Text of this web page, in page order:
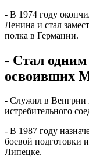
- В 1974 году
Ленина и стал
полка в Германии.
- Стал
освоивших
- Служил в Венгрии
истребительного
- В 1987 году
боевой подготовки
Липецке.